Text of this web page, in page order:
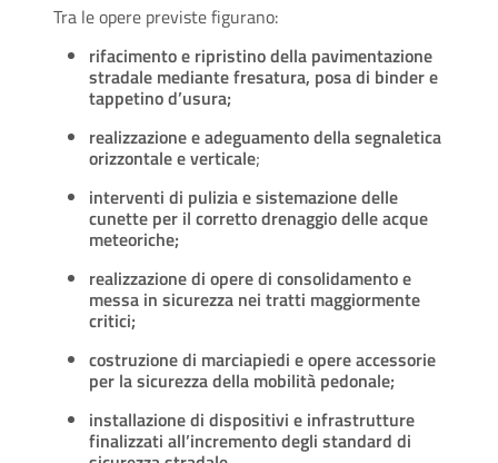
Tra le opere previste figurano:
rifacimento e ripristino della pavimentazione
stradale mediante fresatura, posa di binder e
tappetino d’usura;
realizzazione e adeguamento della segnaletica
orizzontale e verticale;
interventi di pulizia e sistemazione delle
cunette per il corretto drenaggio delle acque
meteoriche;
realizzazione di opere di consolidamento e
messa in sicurezza nei tratti maggiormente
critici;
costruzione di marciapiedi e opere accessorie
per la sicurezza della mobilità pedonale;
installazione di dispositivi e infrastrutture
finalizzati all’incremento degli standard di